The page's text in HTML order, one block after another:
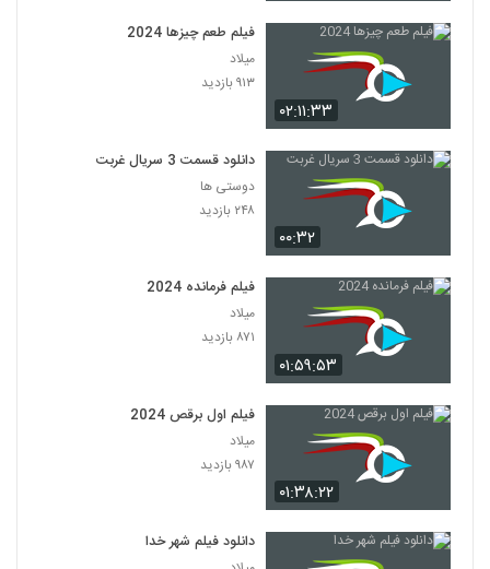
۰۲:۱۱:۳۳
فیلم طعم چیزها 2024
میلاد
۹۱۳ بازدید
۰۰:۳۲
دانلود قسمت 3 سریال غربت
دوستی ها
۲۴۸ بازدید
۰۱:۵۹:۵۳
فیلم فرمانده 2024
میلاد
۸۷۱ بازدید
۰۱:۳۸:۲۲
فیلم اول برقص 2024
میلاد
۹۸۷ بازدید
دانلود فیلم شهر خدا